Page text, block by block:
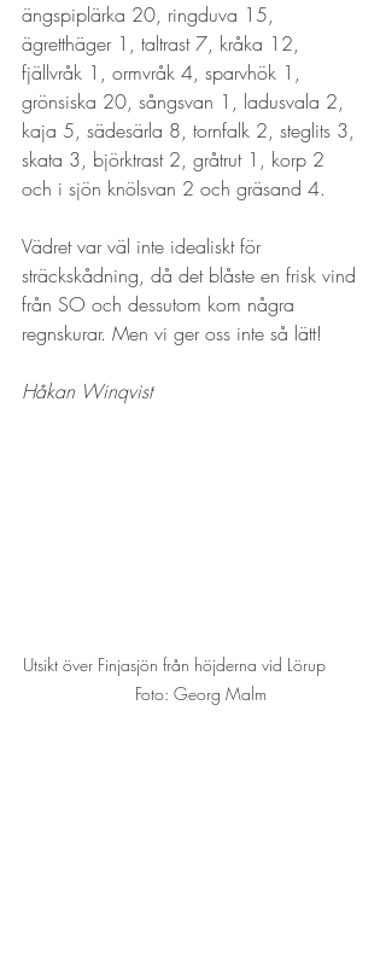
ängspiplärka 20, ringduva 15,
ägretthäger 1, taltrast 7, kråka 12,
fjällvråk 1, ormvråk 4, sparvhök 1,
grönsiska 20, sångsvan 1, ladusvala 2,
kaja 5, sädesärla 8, tornfalk 2, steglits 3,
skata 3, björktrast 2, gråtrut 1, korp 2
och i sjön knölsvan 2 och gräsand 4.
Vädret var väl inte idealiskt för
sträckskådning, då det blåste en frisk vind
från SO och dessutom kom några
regnskurar. Men vi ger oss inte så lätt!
Håkan Winqvist
Utsikt över Finjasjön från höjderna vid Lörup
   Foto: Georg Malm